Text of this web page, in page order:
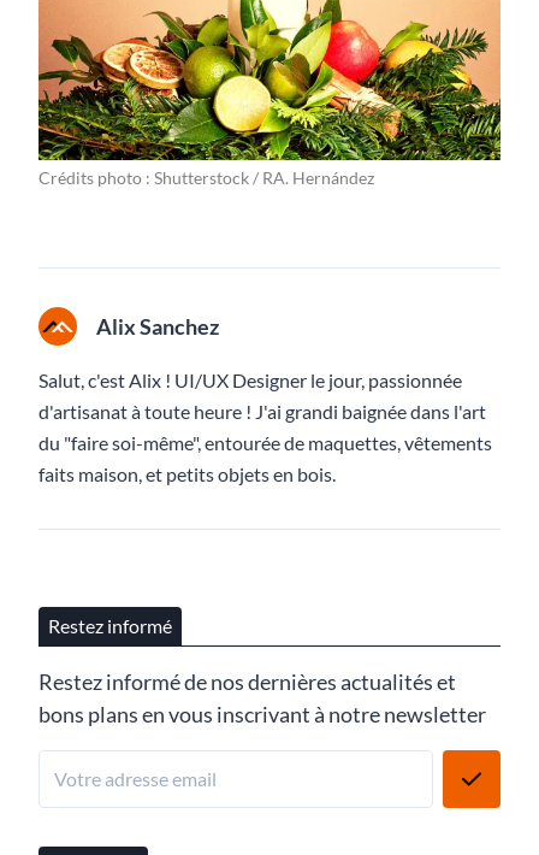
Crédits photo : Shutterstock / RA. Hernández
Alix Sanchez
Salut, c'est Alix ! UI/UX Designer le jour, passionnée
d'artisanat à toute heure ! J'ai grandi baignée dans l'art
du "faire soi-même", entourée de maquettes, vêtements
faits maison, et petits objets en bois.
Restez informé
Restez informé de nos dernières actualités et
bons plans en vous inscrivant à notre newsletter